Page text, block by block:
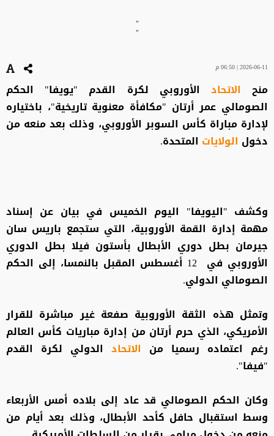
"
"
2026-06-11 | 06:50 م
منحالاتحاد الأوروبي لكرة القدم "يويفا" الحكم
الصومالي عمر أرتان "مكافأة معنوية تاريخية"، باختياره
لإدارة مباراة كأس السوبر الأوروبي، وذلك بعد منعه من
دخول الولايات المتحدة.
وكشف "اليويفا" اليوم الخميس في بيان عن إسناد
مهمة إدارة القمة الأوروبية، التي ستجمع باريس سان
جيرمان بطل دوري الأبطال بأستون فيلا بطل الدوري
الأوروبي في 12 أغسطس المقبل بالنمسا، إلى الحكم
الصومالي الدولي.
وتمثل هذه الثقة الأوروبية صفعة غير مباشرة للقرار
الأمريكي، الذي حرم أرتان من إدارة مباريات كأس العالم
رغم اعتماده رسميا من الاتحاد الدولي لكرة القدم
"فيفا".
وكان الحكم الصومالي قد عاد إلى بلاده أمس الأربعاء
وسط استقبال حافل كأحد الأبطال، وذلك بعد أيام من